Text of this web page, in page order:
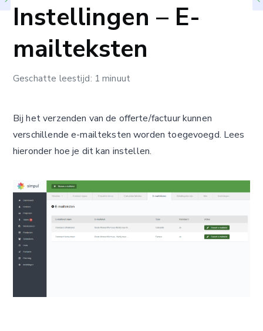
Instellingen – E-
mailteksten
Geschatte leestijd: 1 minuut
Bij het verzenden van de offerte/factuur kunnen
verschillende e-mailteksten worden toegevoegd. Lees
hieronder hoe je dit kan instellen.